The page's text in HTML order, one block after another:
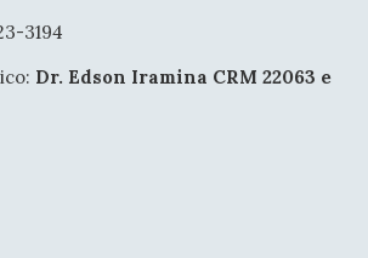
3194
Dr. Edson Iramina CRM 22063 e